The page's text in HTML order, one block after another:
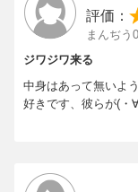
評価：
まんぢう
ジワジワ来る
中身はあって無いよ
好きです、彼らが(・